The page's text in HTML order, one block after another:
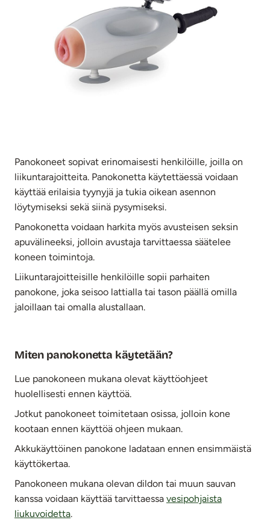
Panokoneet sopivat erinomaisesti henkilöille, joilla on
liikuntarajoitteita. Panokonetta käytettäessä voidaan
käyttää erilaisia tyynyjä ja tukia oikean asennon
löytymiseksi sekä siinä pysymiseksi.
Panokonetta voidaan harkita myös avusteisen seksin
apuvälineeksi, jolloin avustaja tarvittaessa säätelee
koneen toimintoja.
Liikuntarajoitteisille henkilöille sopii parhaiten
panokone, joka seisoo lattialla tai tason päällä omilla
jaloillaan tai omalla alustallaan.
Miten panokonetta käytetään?
Lue panokoneen mukana olevat käyttöohjeet
huolellisesti ennen käyttöä.
Jotkut panokoneet toimitetaan osissa, jolloin kone
kootaan ennen käyttöä ohjeen mukaan.
Akkukäyttöinen panokone ladataan ennen ensimmäistä
käyttökertaa.
Panokoneen mukana olevan dildon tai muun sauvan
kanssa voidaan käyttää tarvittaessa vesipohjaista
liukuvoidetta.